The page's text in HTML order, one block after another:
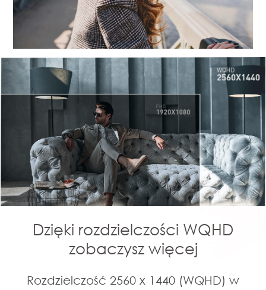
Dzięki rozdzielczości WQHD
zobaczysz więcej
Rozdzielczość 2560 x 1440 (WQHD) w